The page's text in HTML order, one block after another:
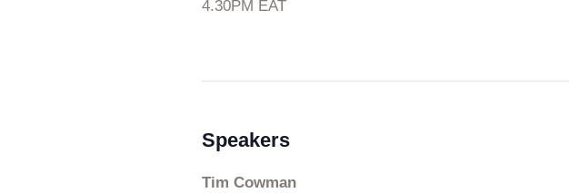
4.30PM EAT
Speakers
Tim Cowman